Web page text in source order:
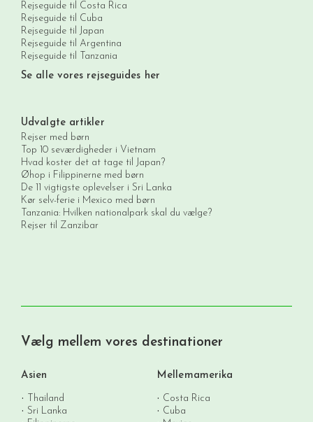
Rejseguide til Costa Rica
Rejseguide til Cuba
Rejseguide til Japan
Rejseguide til Argentina
Rejseguide til Tanzania
Se alle vores rejseguides her
Udvalgte artikler
Rejser med børn
Top 10 seværdigheder i Vietnam
Hvad koster det at tage til Japan?
Øhop i Filippinerne med børn
De 11 vigtigste oplevelser i Sri Lanka
Kør selv-ferie i Mexico med børn
Tanzania: Hvilken nationalpark skal du vælge?
Rejser til Zanzibar
Vælg mellem vores destinationer
Asien
Thailand
Sri Lanka
Mellemamerika
Costa Rica
Cuba